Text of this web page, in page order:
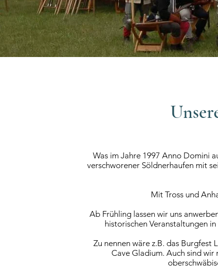
Was im Jahre 1997 Anno Domini
verschworener Söldnerhaufen mit
Mit Tross und
Ab Frühling lassen wir uns
historischen Veranstaltungen
Zu nennen wäre z.B. das
Cave Gladium. Auch sind wir